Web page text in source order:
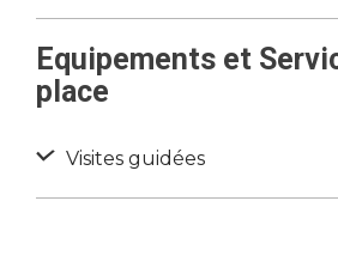
Equipements et
place
Visites guidées